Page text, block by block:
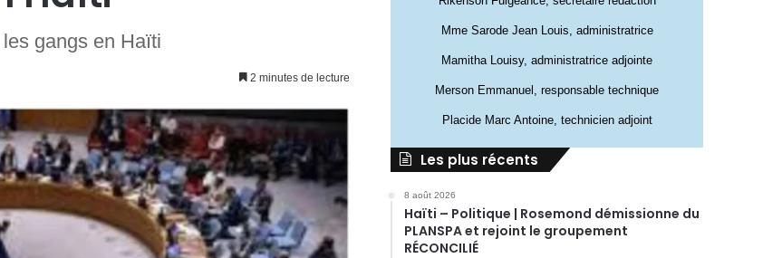
gangs en Haïti
2 minutes de lecture
Mme Sarode Jean Louis, administratrice
Mamitha Louisy, administratrice adjointe
Merson Emmanuel, responsable technique
Placide Marc Antoine, technicien adjoint
Les plus récents
8 août 2026
Haïti – Politique | Rosemond démissionne du
PLANSPA et rejoint le groupement
RÉCONCILIÉ